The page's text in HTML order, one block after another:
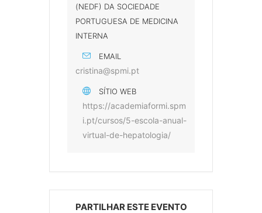
(NEDF) DA SOCIEDADE
PORTUGUESA DE MEDICINA
INTERNA
EMAIL
cristina@spmi.pt
SÍTIO WEB
https://academiaformi.spm
i.pt/cursos/5-escola-anual-
virtual-de-hepatologia/
PARTILHAR ESTE EVENTO